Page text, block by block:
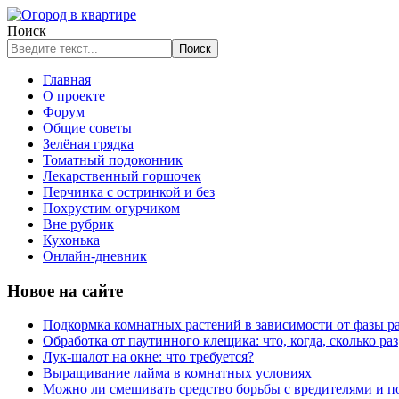
Поиск
Поиск
Главная
О проекте
Форум
Общие советы
Зелёная грядка
Томатный подоконник
Лекарственный горшочек
Перчинка с остринкой и без
Похрустим огурчиком
Вне рубрик
Кухонька
Онлайн-дневник
Новое на сайте
Подкормка комнатных растений в зависимости от фазы
Обработка от паутинного клещика: что, когда, сколько раз
Лук-шалот на окне: что требуется?
Выращивание лайма в комнатных условиях
Можно ли смешивать средство борьбы с вредителями и